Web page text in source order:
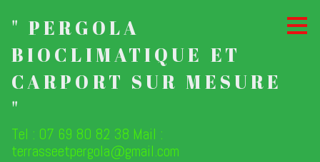
au
principal
" PERGOLA
BIOCLIMATIQUE ET
CARPORT SUR MESURE
"
Tel : 07 69 80 82 38 Mail :
terrasseetpergola@gmail.com